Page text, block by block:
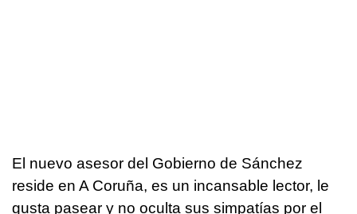
El nuevo asesor del Gobierno de Sánchez
reside en A Coruña, es un incansable lector, le
gusta pasear y no oculta sus simpatías por el